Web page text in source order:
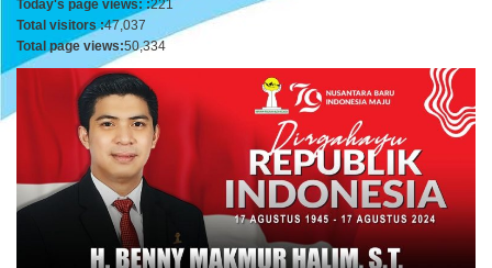
Today's page views: :221
Total visitors :47,037
Total page views:50,334